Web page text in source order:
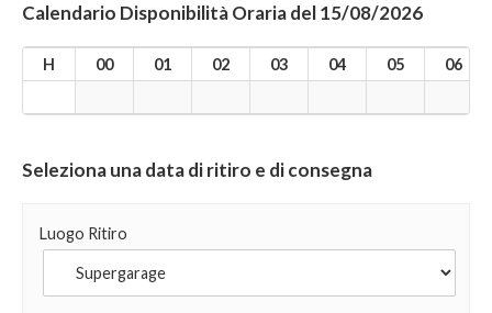
Calendario Disponibilità Oraria del 15/08/2026
H 00 01 02 03 04 05 06
Seleziona una data di ritiro e di consegna
Luogo Ritiro